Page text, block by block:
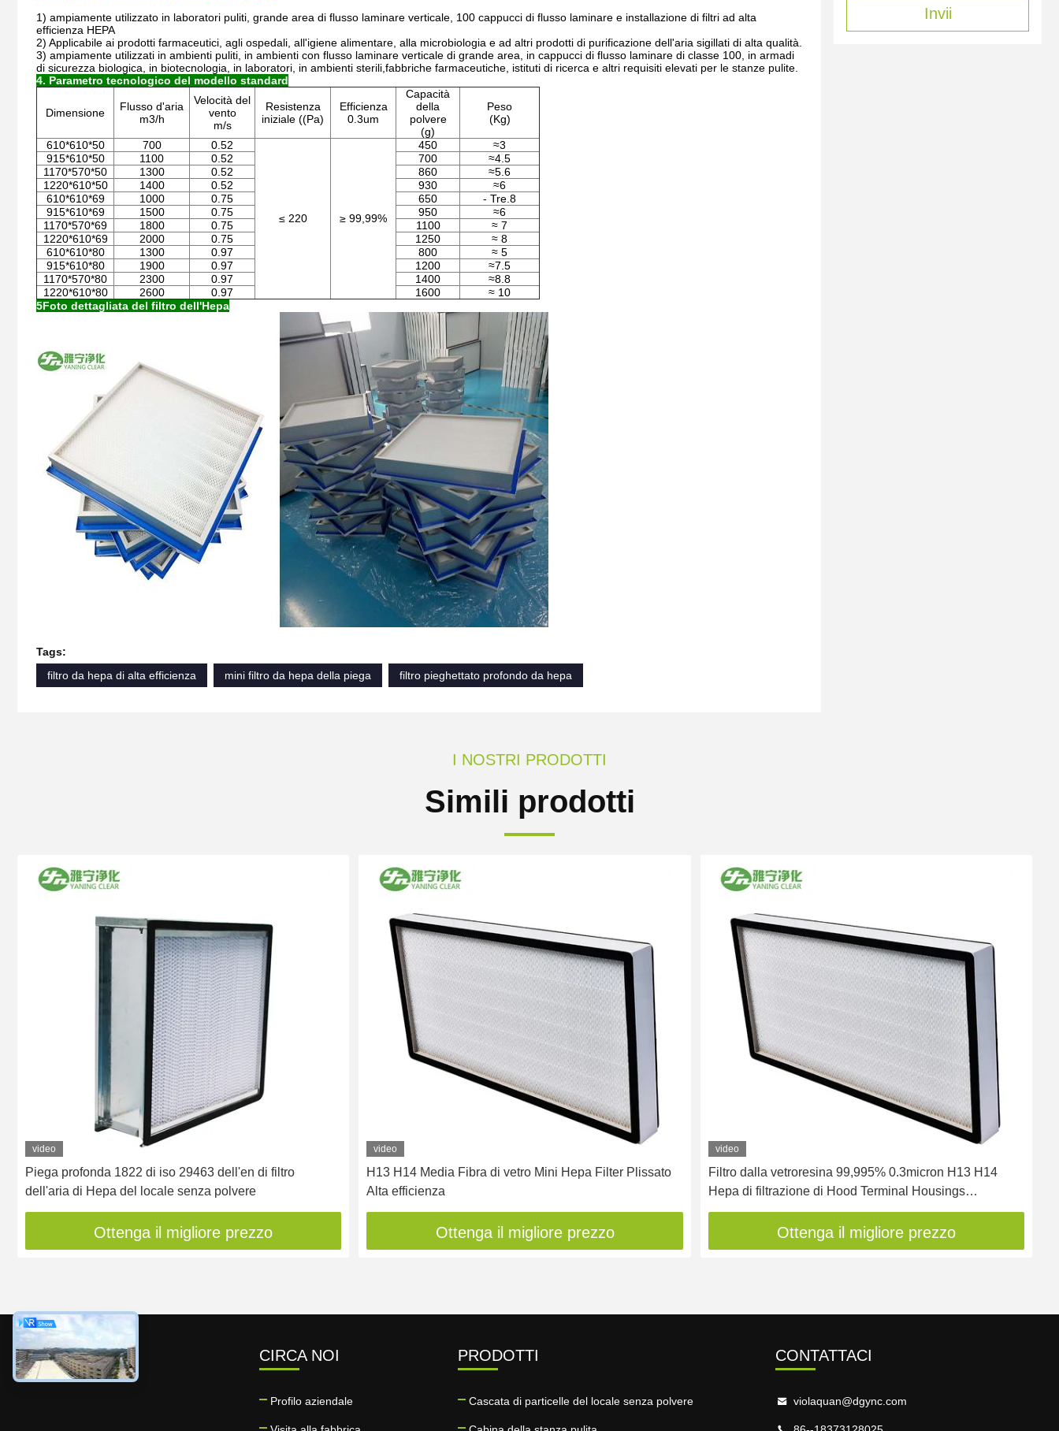
1) ampiamente utilizzato in laboratori puliti, grande area di flusso laminare verticale, 100 cappucci di flusso laminare e installazione di filtri ad alta
efficienza HEPA
2) Applicabile ai prodotti farmaceutici, agli ospedali, all'igiene alimentare, alla microbiologia e ad altri prodotti di purificazione dell'aria sigillati di alta qualità.
3) ampiamente utilizzati in ambienti puliti, in ambienti con flusso laminare verticale di grande area, in cappucci di flusso laminare di classe 100, in armadi
di sicurezza biologica, in biotecnologia, in laboratori, in ambienti sterili,fabbriche farmaceutiche, istituti di ricerca e altri requisiti elevati per le stanze pulite.
4. Parametro tecnologico del modello standard
Dimensione
Flusso d'aria
m3/h
Velocità del
vento
m/s
Resistenza
iniziale ((Pa)
Efficienza
0.3um
Capacità
della
polvere
(g)
Peso
(Kg)
610*610*50 700 0.52
≤ 220 ≥ 99,99%
450
≈3
915*610*50
1100 0.52 700
≈4.5
1170*570*50
1300 0.52 860
≈5.6
1220*610*50
1400 0.52 930
≈6
610*610*69
1000 0.75 650
- Tre.8
915*610*69
1500 0.75 950
≈6
1170*570*69
1800 0.75 1100
≈ 7
1220*610*69
2000 0.75 1250
≈ 8
610*610*80
1300 0.97 800
≈ 5
915*610*80
1900 0.97 1200
≈7.5
1170*570*80
2300 0.97 1400
≈8.8
1220*610*80
2600 0.97 1600
≈ 10
5Foto dettagliata del filtro dell'Hepa
Tags:
filtro da hepa di alta efficienza
mini filtro da hepa della piega filtro pieghettato profondo da hepa
Invii
I NOSTRI PRODOTTI
Simili prodotti
video
Piega profonda 1822 di iso 29463 dell'en di filtro
dell'aria di Hepa del locale senza polvere
Ottenga il migliore prezzo
video
H13 H14 Media Fibra di vetro Mini Hepa Filter Plissato
Alta efficienza
Ottenga il migliore prezzo
video
Filtro dalla vetroresina 99,995% 0.3micron H13 H14
Hepa di filtrazione di Hood Terminal Housings
Cleanroom Best di flusso laminare di YANING
Ottenga il migliore prezzo
CIRCA NOI
Profilo aziendale
PRODOTTI
Cascata di particelle del locale senza polvere
CONTATTACI
violaquan@dgync.com